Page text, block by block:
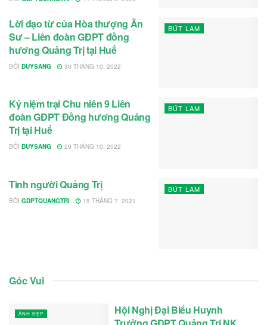
BÚT LAM
Lời đạo từ của Hòa thượng Ân
Sư – Liên đoàn GĐPT đồng
hương Quảng Trị tại Huế
BỞI DUYSANG 30 THÁNG 10, 2022
BÚT LAM
Kỷ niệm trại Chu niên 9 Liên
đoàn GĐPT Đồng hương Quảng
Trị tại Huế
BỞI DUYSANG 29 THÁNG 10, 2022
BÚT LAM
Tình người Quảng Trị
BỞI GDPTQUANGTRI 15 THÁNG 7, 2021
Góc Vui
ẢNH ĐẸP
Hội Nghị Đại Biểu Huynh